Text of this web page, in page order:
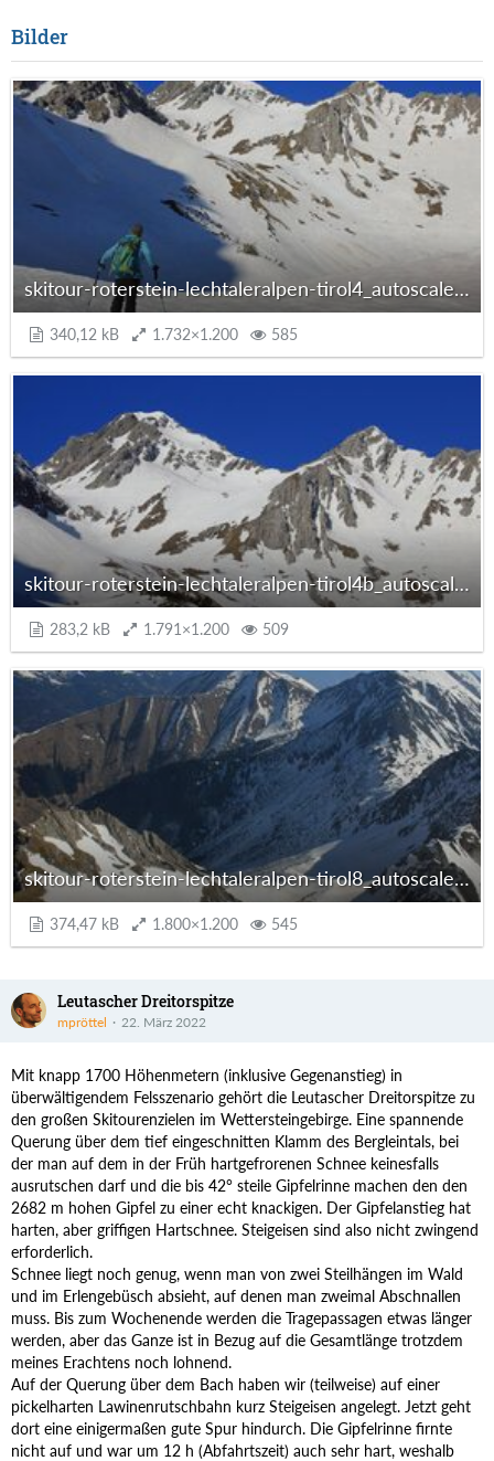
Bilder
skitour-roterstein-lechtaleralpen-tirol4_autoscaled.jpg
340,12 kB 1.732×1.200 585
skitour-roterstein-lechtaleralpen-tirol4b_autoscaled.jpg
283,2 kB 1.791×1.200 509
skitour-roterstein-lechtaleralpen-tirol8_autoscaled.jpg
374,47 kB 1.800×1.200 545
Leutascher Dreitorspitze
mpröttel 22. März 2022
Mit knapp 1700 Höhenmetern (inklusive Gegenanstieg) in
überwältigendem Felsszenario gehört die Leutascher Dreitorspitze zu
den großen Skitourenzielen im Wettersteingebirge. Eine spannende
Querung über dem tief eingeschnitten Klamm des Bergleintals, bei
der man auf dem in der Früh hartgefrorenen Schnee keinesfalls
ausrutschen darf und die bis 42° steile Gipfelrinne machen den den
2682 m hohen Gipfel zu einer echt knackigen. Der Gipfelanstieg hat
harten, aber griffigen Hartschnee. Steigeisen sind also nicht zwingend
erforderlich.
Schnee liegt noch genug, wenn man von zwei Steilhängen im Wald
und im Erlengebüsch absieht, auf denen man zweimal Abschnallen
muss. Bis zum Wochenende werden die Tragepassagen etwas länger
werden, aber das Ganze ist in Bezug auf die Gesamtlänge trotzdem
meines Erachtens noch lohnend.
Auf der Querung über dem Bach haben wir (teilweise) auf einer
pickelharten Lawinenrutschbahn kurz Steigeisen angelegt. Jetzt geht
dort eine einigermaßen gute Spur hindurch. Die Gipfelrinne firnte
nicht auf und war um 12 h (Abfahrtszeit) auch sehr hart, weshalb